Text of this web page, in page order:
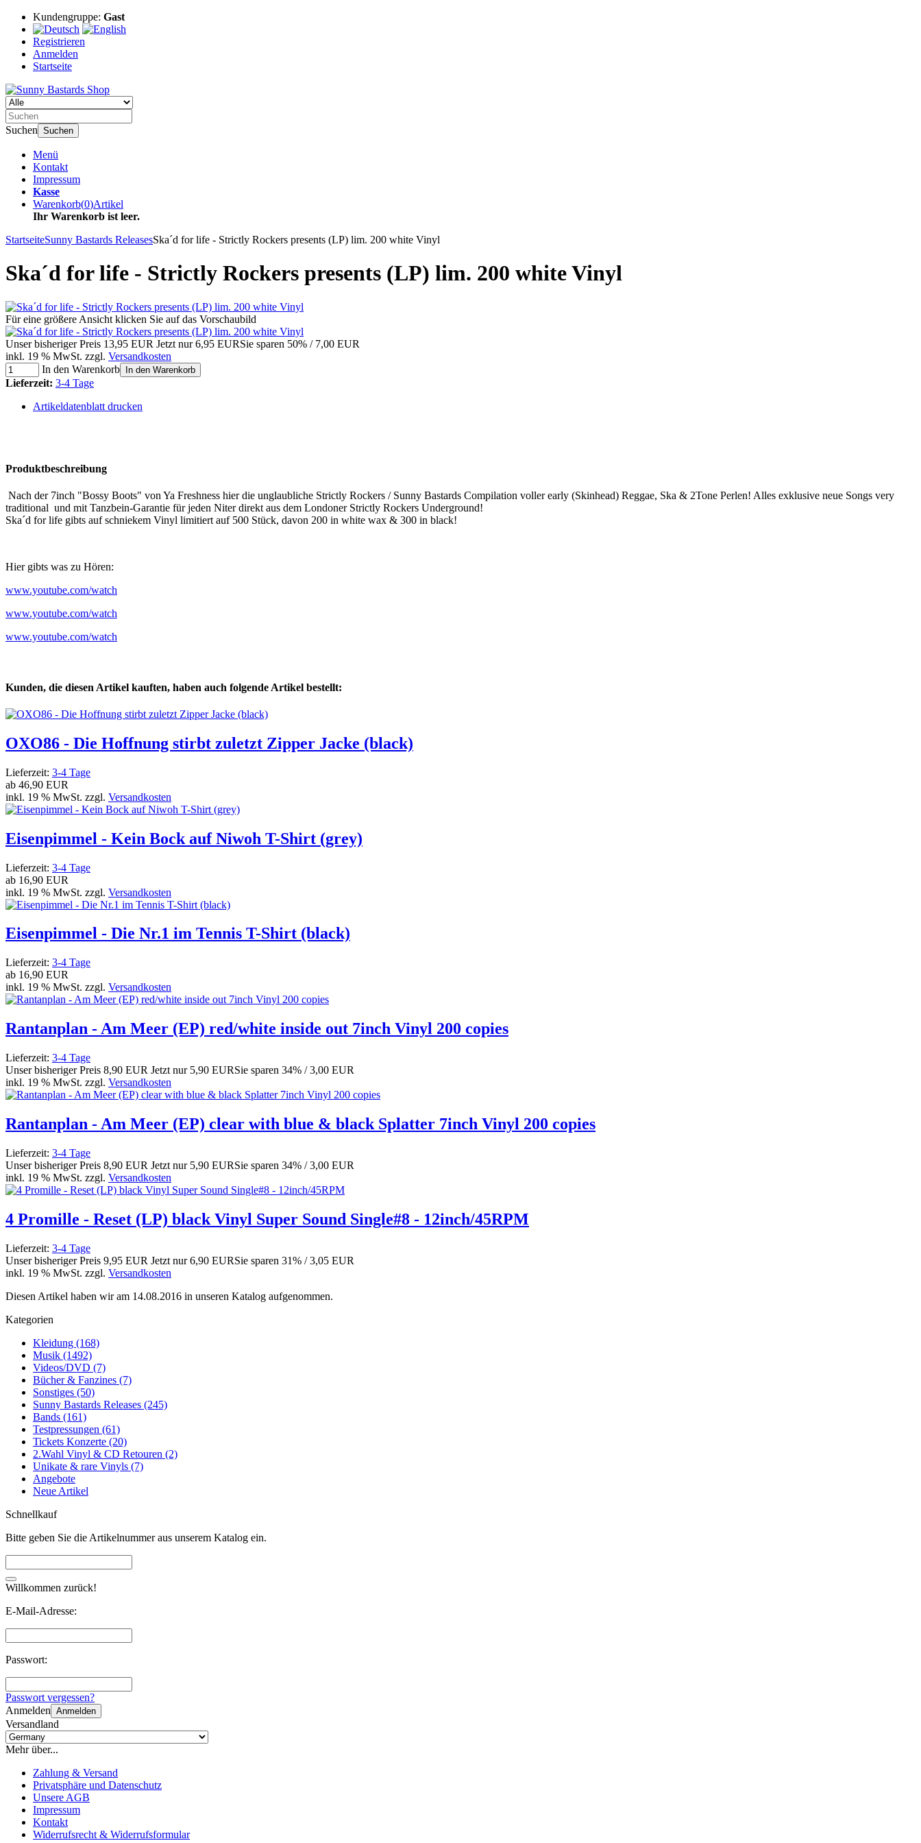
Kundengruppe: Gast
Registrieren
Anmelden
Startseite
Suchen Suchen
Menü
Kontakt
Impressum
Kasse
Warenkorb(0)Artikel
Ihr Warenkorb ist leer.
StartseiteSunny Bastards ReleasesSka´d for life - Strictly Rockers presents (LP) lim. 200 white Vinyl
Ska´d for life - Strictly Rockers presents (LP) lim. 200 white Vinyl
Für eine größere Ansicht klicken Sie auf das Vorschaubild
Unser bisheriger Preis 13,95 EUR Jetzt nur6,95 EURSie sparen 50% / 7,00 EUR
inkl. 19 % MwSt. zzgl. Versandkosten
In den Warenkorb
In den Warenkorb
Lieferzeit: 3-4 Tage
Artikeldatenblatt drucken
Produktbeschreibung
Nach der 7inch "Bossy Boots" von Ya Freshness hier die unglaubliche Strictly Rockers / Sunny Bastards Compilation voller early (Skinhead) Reggae, Ska & 2Tone Perlen! Alles exklusive neue Songs very
traditional und mit Tanzbein-Garantie für jeden Niter direkt aus dem Londoner Strictly Rockers Underground!
Ska´d for life gibts auf schniekem Vinyl limitiert auf 500 Stück, davon 200 in white wax & 300 in black!
Hier gibts was zu Hören:
www.youtube.com/watch
www.youtube.com/watch
www.youtube.com/watch
Kunden, die diesen Artikel kauften, haben auch folgende Artikel bestellt:
OXO86 - Die Hoffnung stirbt zuletzt Zipper Jacke (black)
Lieferzeit: 3-4 Tage
ab 46,90 EUR
inkl. 19 % MwSt. zzgl. Versandkosten
Eisenpimmel - Kein Bock auf Niwoh T-Shirt (grey)
Lieferzeit: 3-4 Tage
ab 16,90 EUR
inkl. 19 % MwSt. zzgl. Versandkosten
Eisenpimmel - Die Nr.1 im Tennis T-Shirt (black)
Lieferzeit: 3-4 Tage
ab 16,90 EUR
inkl. 19 % MwSt. zzgl. Versandkosten
Rantanplan - Am Meer (EP) red/white inside out 7inch Vinyl 200 copies
Lieferzeit: 3-4 Tage
Unser bisheriger Preis 8,90 EUR Jetzt nur 5,90 EURSie sparen 34% / 3,00 EUR
inkl. 19 % MwSt. zzgl. Versandkosten
Rantanplan - Am Meer (EP) clear with blue & black Splatter 7inch Vinyl 200 copies
Lieferzeit: 3-4 Tage
Unser bisheriger Preis 8,90 EUR Jetzt nur 5,90 EURSie sparen 34% / 3,00 EUR
inkl. 19 % MwSt. zzgl. Versandkosten
4 Promille - Reset (LP) black Vinyl Super Sound Single#8 - 12inch/45RPM
Lieferzeit: 3-4 Tage
Unser bisheriger Preis 9,95 EUR Jetzt nur6,90 EURSie sparen 31% / 3,05 EUR
inkl. 19 % MwSt. zzgl. Versandkosten
Diesen Artikel haben wir am 14.08.2016 in unseren Katalog aufgenommen.
Kategorien
Kleidung (168)
Musik (1492)
Videos/DVD (7)
Bücher & Fanzines (7)
Sonstiges (50)
Sunny Bastards Releases (245)
Bands (161)
Testpressungen (61)
Tickets Konzerte (20)
2.Wahl Vinyl & CD Retouren (2)
Unikate & rare Vinyls (7)
Angebote
Neue Artikel
Schnellkauf
Bitte geben Sie die Artikelnummer aus unserem Katalog ein.
Willkommen zurück!
E-Mail-Adresse:
Passwort:
Passwort vergessen?
Anmelden Anmelden
Versandland
Mehr über...
Zahlung & Versand
Privatsphäre und Datenschutz
Unsere AGB
Impressum
Kontakt
Widerrufsrecht & Widerrufsformular